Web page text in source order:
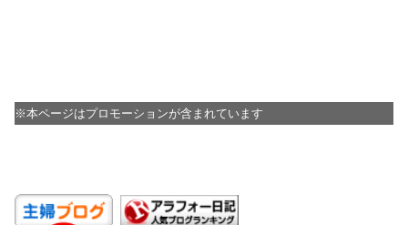
※本ページはプロモーションが含まれています